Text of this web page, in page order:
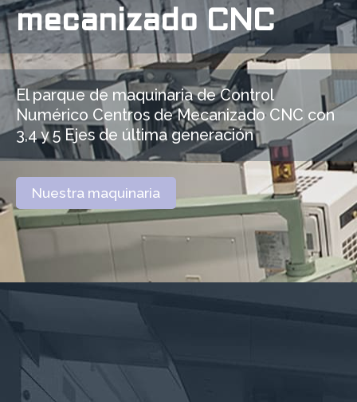
mecanizado CNC
El parque de maquinaria de Control
Numérico Centros de Mecanizado CNC con
3,4 y 5 Ejes de última generación
Nuestra maquinaria